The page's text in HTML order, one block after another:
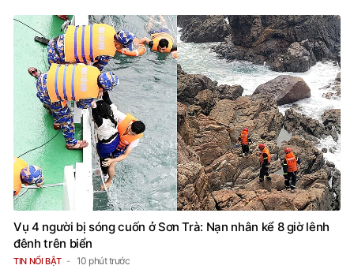
Vụ 4 người bị sóng cuốn ở Sơn Trà: Nạn nhân kể 8 giờ lênh
đênh trên biển
TIN NỔI BẬT 10 phút trước